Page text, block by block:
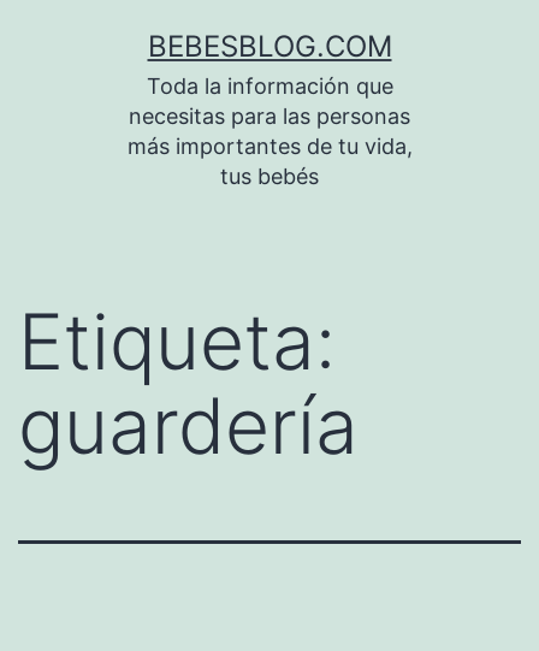
BEBESBLOG.COM
Toda la información que
necesitas para las personas
más importantes de tu vida,
tus bebés
Etiqueta:
guardería